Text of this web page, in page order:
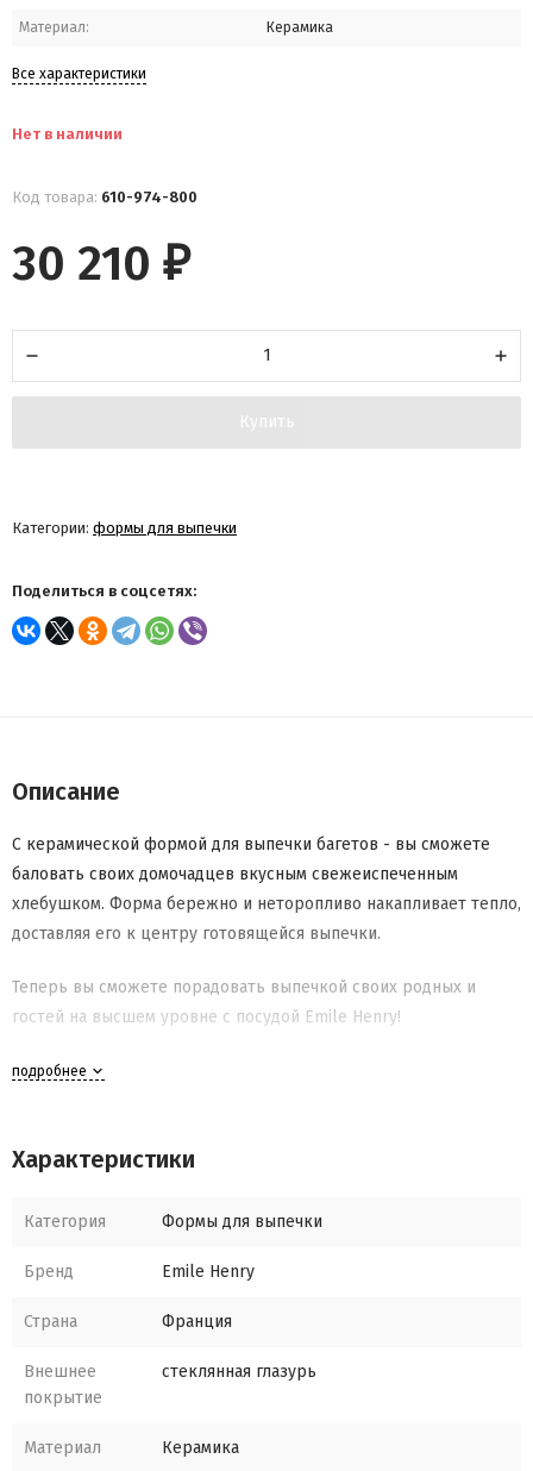
Материал: Керамика
Все характеристики
Нет в наличии
Код товара: 610-974-800
30 210 ₽
Купить
Категории: формы для выпечки
Поделиться в соцсетях:
Описание
С керамической формой для выпечки багетов - вы сможете
баловать своих домочадцев вкусным свежеиспеченным
хлебушком. Форма бережно и неторопливо накапливает тепло,
доставляя его к центру готовящейся выпечки.
Теперь вы сможете порадовать выпечкой своих родных и
гостей на высшем уровне с посудой Emile Henry!
подробнее
Характеристики
Категория Формы для выпечки
Бренд Emile Henry
Страна Франция
Внешнее
покрытие
стеклянная глазурь
Материал Керамика